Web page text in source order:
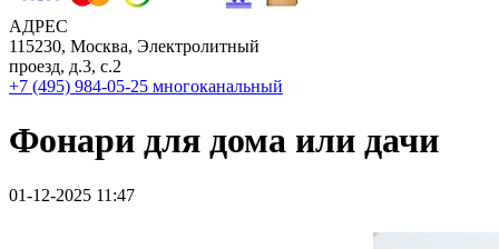
АДРЕС
115230, Москва, Электролитный
проезд, д.3, с.2
+7 (495) 984-05-25 многоканальный
Фонари для дома или дачи
01-12-2025 11:47